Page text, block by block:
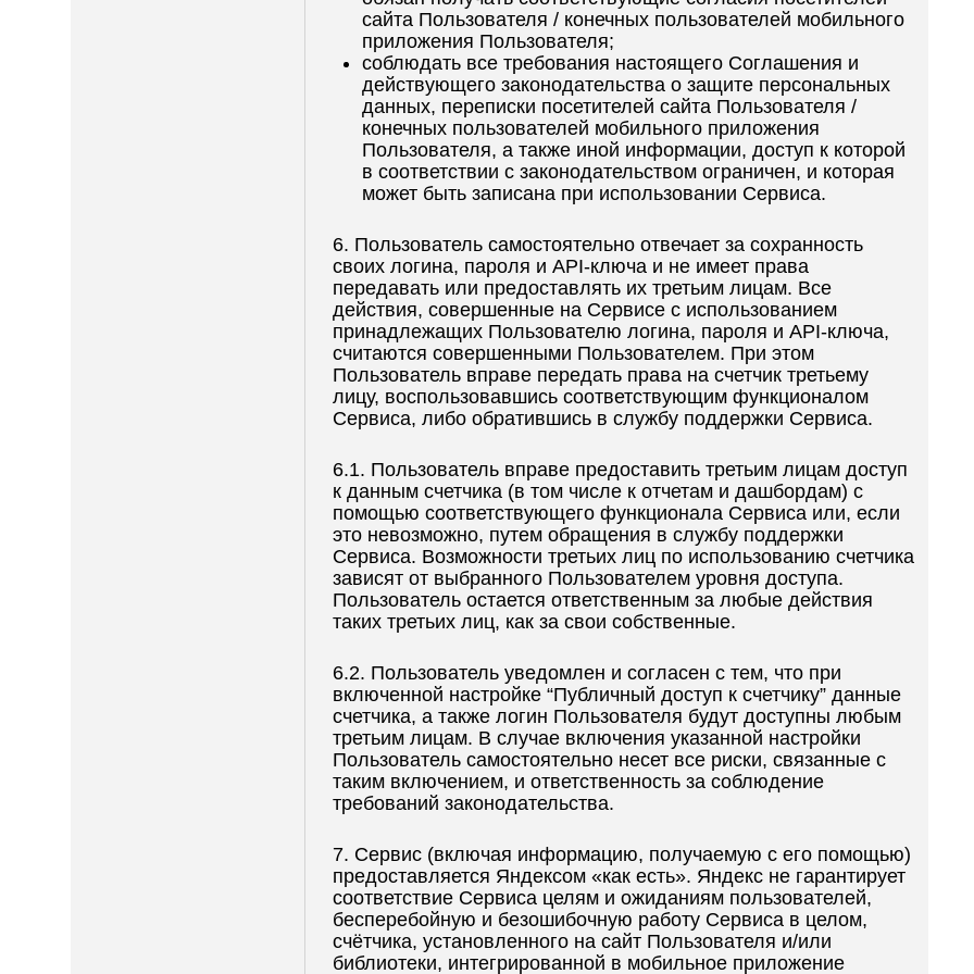
сайта Пользователя / конечных пользователей мобильного
приложения Пользователя;
соблюдать все требования настоящего Соглашения и
действующего законодательства о защите персональных
данных, переписки посетителей сайта Пользователя /
конечных пользователей мобильного приложения
Пользователя, а также иной информации, доступ к которой
в соответствии с законодательством ограничен, и которая
может быть записана при использовании Сервиса.
6. Пользователь самостоятельно отвечает за сохранность
своих логина, пароля и API-ключа и не имеет права
передавать или предоставлять их третьим лицам. Все
действия, совершенные на Сервисе с использованием
принадлежащих Пользователю логина, пароля и API-ключа,
считаются совершенными Пользователем. При этом
Пользователь вправе передать права на счетчик третьему
лицу, воспользовавшись соответствующим функционалом
Сервиса, либо обратившись в службу поддержки Сервиса.
6.1. Пользователь вправе предоставить третьим лицам доступ
к данным счетчика (в том числе к отчетам и дашбордам) с
помощью соответствующего функционала Сервиса или, если
это невозможно, путем обращения в службу поддержки
Сервиса. Возможности третьих лиц по использованию счетчика
зависят от выбранного Пользователем уровня доступа.
Пользователь остается ответственным за любые действия
таких третьих лиц, как за свои собственные.
6.2. Пользователь уведомлен и согласен с тем, что при
включенной настройке “Публичный доступ к счетчику” данные
счетчика, а также логин Пользователя будут доступны любым
третьим лицам. В случае включения указанной настройки
Пользователь самостоятельно несет все риски, связанные с
таким включением, и ответственность за соблюдение
требований законодательства.
7. Сервис (включая информацию, получаемую с его помощью)
предоставляется Яндексом «как есть». Яндекс не гарантирует
соответствие Сервиса целям и ожиданиям пользователей,
бесперебойную и безошибочную работу Сервиса в целом,
счётчика, установленного на сайт Пользователя и/или
библиотеки, интегрированной в мобильное приложение